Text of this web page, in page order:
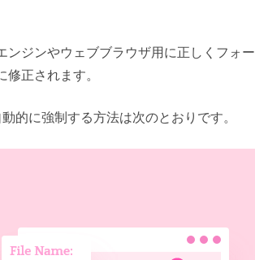
ジンやウェブブラウザ用に正しくフォー
正されます。
的に強制する方法は次のとおりです。